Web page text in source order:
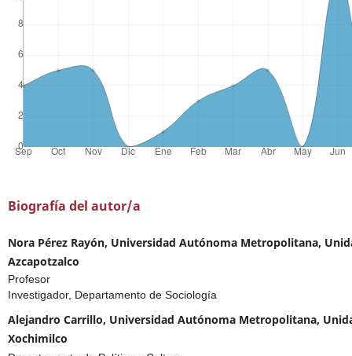
Biografía del autor/a
Nora Pérez Rayón, Universidad Autónoma Metropolitana,
Azcapotzalco
Profesor
Investigador, Departamento de Sociología
Alejandro Carrillo, Universidad Autónoma Metropolitana,
Xochimilco